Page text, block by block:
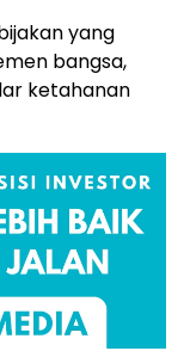
yang
bangsa,
ketahanan